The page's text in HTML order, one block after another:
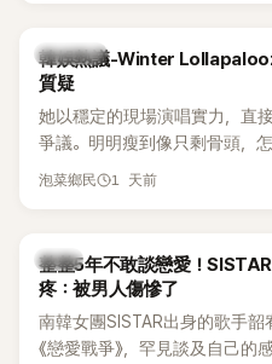
細身材下的超狂背肌與肩膀線
傻直呼：「原來她身材這麼猛！」
熱議討論
韓娛熱議-Winter
質疑
她以穩定的現場演唱實力，直接
爭議。明明瘦到像只剩骨頭，
和音量？
泡菜鄉民 1 天前
韓星
整整5年不敢談戀愛！
疼：被男人傷慘了
南韓女團SISTAR出身的歌手
《戀愛戰爭》，罕見談及自己